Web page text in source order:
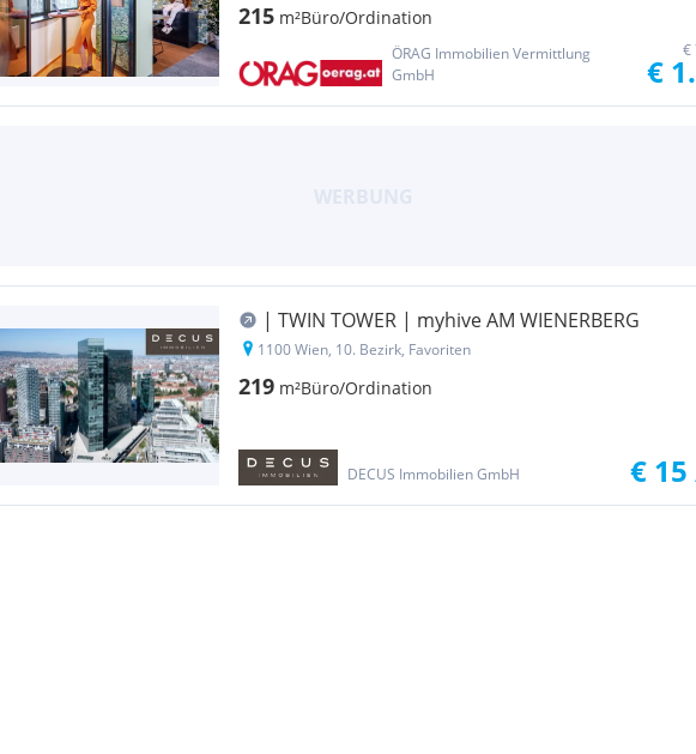
215 m²Büro/Ordination
ÖRAG Immobilien Vermittlung
GmbH
€
€
| TWIN TOWER | myhive AM WIENERBERG
1100 Wien, 10. Bezirk, Favoriten
219 m²Büro/Ordination
DECUS Immobilien GmbH €